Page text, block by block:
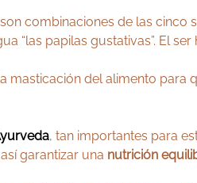
combinaciones de las cinco
“las papilas gustativas”. El
del alimento para
, tan importantes para
garantizar una nutrición